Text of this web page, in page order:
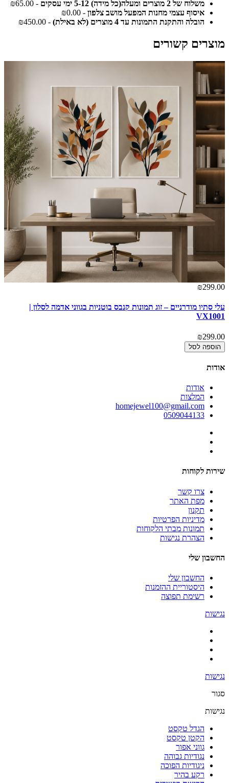
משלוח של 2 מוצרים ומעלה(כל מידה) 5-12 ימי עסקים
- ₪65.00
איסוף עצמי מחנות המפעל מושב צלפון - ₪0.00
הובלה והתקנת התמונות עד 4 מוצרים (לא באילת)
- ₪450.00
מוצרים קשורים
₪299.00
עלי סתיו מודרניים – זוג תמונות קנבס בוטניות בגווני אדמה לסלון |
VX1001
₪299.00
הוספה לסל
אודות
אודות
המלצות
homejewel100@gmail.com
0509044133
שירות לקוחות
צרו קשר
מפת האתר
תקנון
מדיניות הפרטיות
תמונות מבתי הלקוחות
הצהרת נגישות
החשבון שלי
החשבון שלי
היסטוריית ההזמנות
רשימת תפוצה
נגישות
נגישות
סגור
נגישות
הגדל טקסט
הקטן טקסט
גווני אפור
נגודיות גבוהה
ניגודיות הפוכה
רקע בהיר